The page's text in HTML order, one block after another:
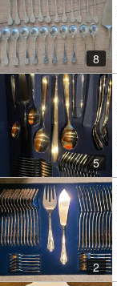
8
5
2